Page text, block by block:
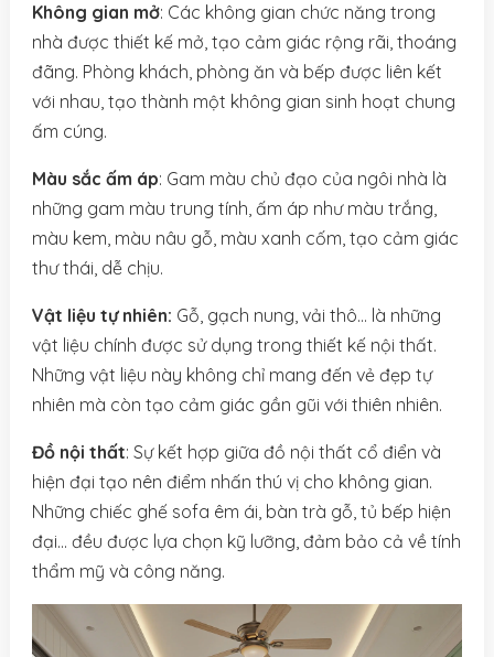
Không gian mở: Các không gian chức năng trong
nhà được thiết kế mở, tạo cảm giác rộng rãi, thoáng
đãng. Phòng khách, phòng ăn và bếp được liên kết
với nhau, tạo thành một không gian sinh hoạt chung
ấm cúng.
Màu sắc ấm áp: Gam màu chủ đạo của ngôi nhà là
những gam màu trung tính, ấm áp như màu trắng,
màu kem, màu nâu gỗ, màu xanh cốm, tạo cảm giác
thư thái, dễ chịu.
Vật liệu tự nhiên: Gỗ, gạch nung, vải thô… là những
vật liệu chính được sử dụng trong thiết kế nội thất.
Những vật liệu này không chỉ mang đến vẻ đẹp tự
nhiên mà còn tạo cảm giác gần gũi với thiên nhiên.
Đồ nội thất: Sự kết hợp giữa đồ nội thất cổ điển và
hiện đại tạo nên điểm nhấn thú vị cho không gian.
Những chiếc ghế sofa êm ái, bàn trà gỗ, tủ bếp hiện
đại… đều được lựa chọn kỹ lưỡng, đảm bảo cả về tính
thẩm mỹ và công năng.